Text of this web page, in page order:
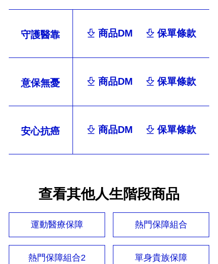
守護醫靠 商品DM 保單條款
意保無憂 商品DM 保單條款
安心抗癌 商品DM 保單條款
查看其他人生階段商品
運動醫療保障 熱門保障組合
熱門保障組合2 單身貴族保障